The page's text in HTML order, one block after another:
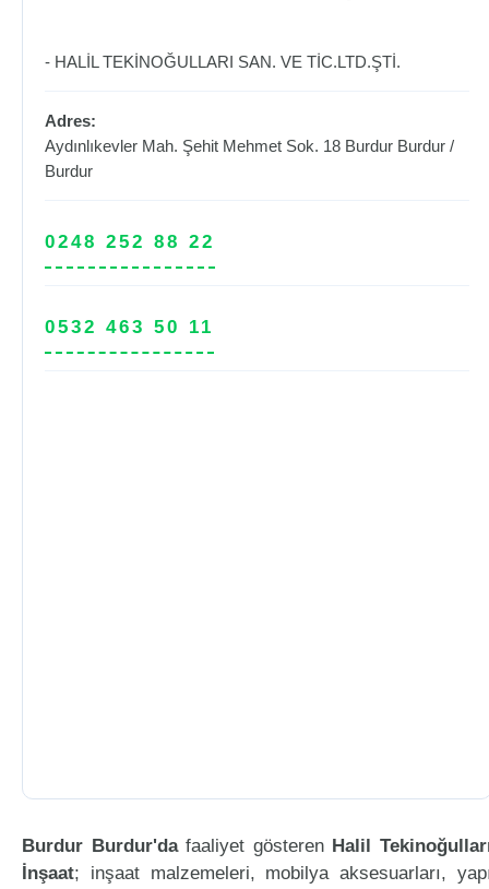
- HALİL TEKİNOĞULLARI SAN. VE TİC.LTD.ŞTİ.
Adres:
Aydınlıkevler Mah. Şehit Mehmet Sok. 18 Burdur Burdur /
Burdur
0248 252 88 22
0532 463 50 11
Burdur Burdur'dafaaliyet gösteren Halil
İnşaat; inşaat malzemeleri, mobilya aksesuarları,